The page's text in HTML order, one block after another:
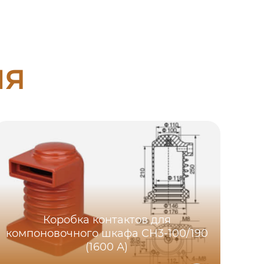
Коробка контактов для
компоновочного шкафа CH3-100/190
(1600 А)